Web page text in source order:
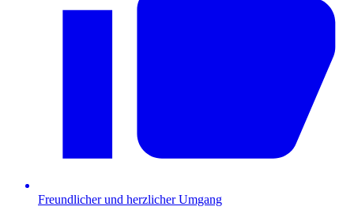
Freundlicher und herzlicher Umgang